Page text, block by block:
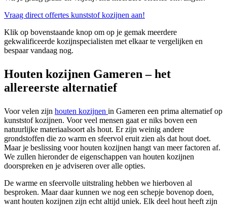
Vraag direct offertes kunststof kozijnen aan!
Klik op bovenstaande knop om op je gemak meerdere
gekwalificeerde kozijnspecialisten met elkaar te vergelijken en
bespaar vandaag nog.
Houten kozijnen Gameren – het
allereerste alternatief
Voor velen zijn houten kozijnen in Gameren een prima alternatief op
kunststof kozijnen. Voor veel mensen gaat er niks boven een
natuurlijke materiaalsoort als hout. Er zijn weinig andere
grondstoffen die zo warm en sfeervol eruit zien als dat hout doet.
Maar je beslissing voor houten kozijnen hangt van meer factoren af.
We zullen hieronder de eigenschappen van houten kozijnen
doorspreken en je adviseren over alle opties.
De warme en sfeervolle uitstraling hebben we hierboven al
besproken. Maar daar kunnen we nog een schepje bovenop doen,
want houten kozijnen zijn echt altijd uniek. Elk deel hout heeft zijn